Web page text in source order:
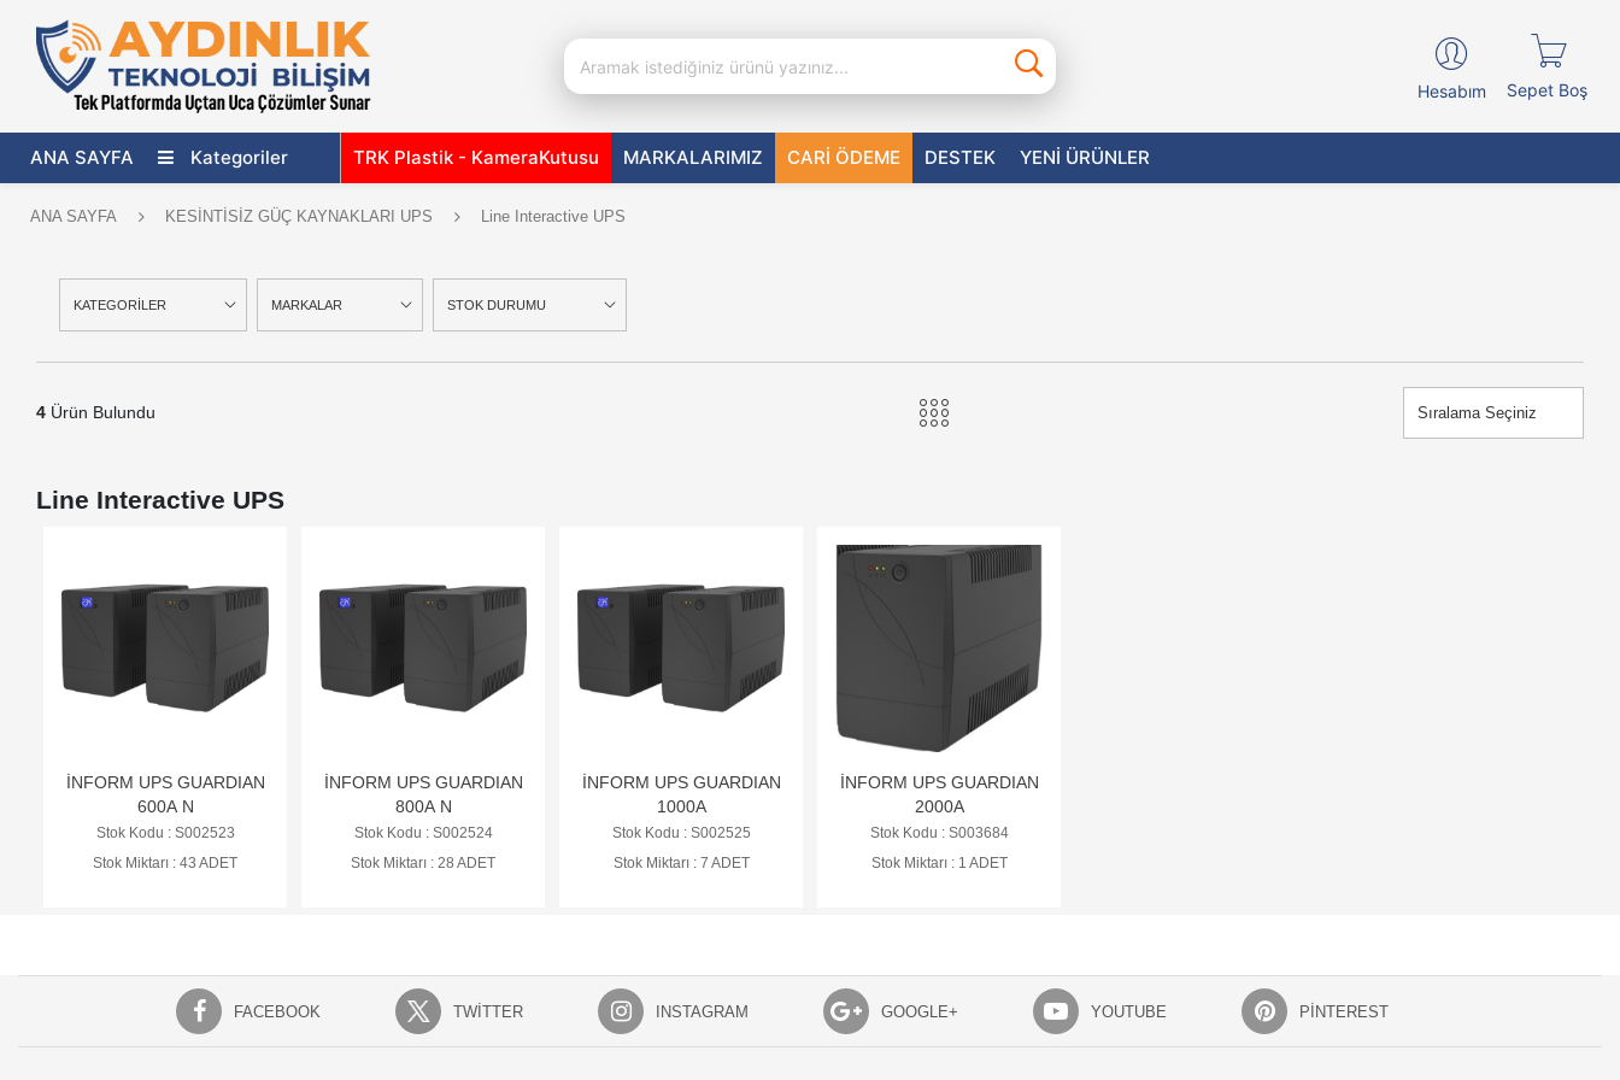
Hesabım Sepet Boş
ANA SAYFA Kategoriler TRK Plastik - KameraKutusu MARKALARIMIZ CARİ ÖDEME DESTEK YENİ ÜRÜNLER
ANA SAYFA KESİNTİSİZ GÜÇ KAYNAKLARI UPS Line Interactive UPS
KATEGORİLER MARKALAR STOK DURUMU
4 Ürün Bulundu
Line Interactive UPS
İNFORM UPS GUARDIAN
600A N
Stok Kodu : S002523
Stok Miktarı : 43 ADET
İNFORM UPS GUARDIAN
800A N
Stok Kodu : S002524
Stok Miktarı : 28 ADET
İNFORM UPS GUARDIAN
1000A
Stok Kodu : S002525
Stok Miktarı : 7 ADET
İNFORM UPS GUARDIAN
2000A
Stok Kodu : S003684
Stok Miktarı : 1 ADET
FACEBOOK TWITTER INSTAGRAM GOOGLE+ YOUTUBE PINTEREST